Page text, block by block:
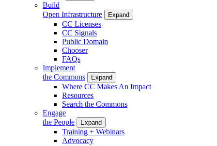
Build
Open Infrastructure
Expand
CC Licenses
CC Signals
Public Domain
Chooser
FAQs
Implement
the Commons
Expand
Where CC Makes An Impact
Resources
Search the Commons
Engage
the People
Expand
Training + Webinars
Advocacy